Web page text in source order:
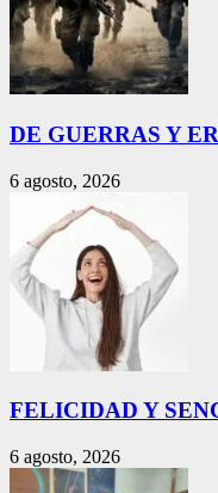
DE GUERRAS Y
6 agosto, 2026
FELICIDAD Y
6 agosto, 2026